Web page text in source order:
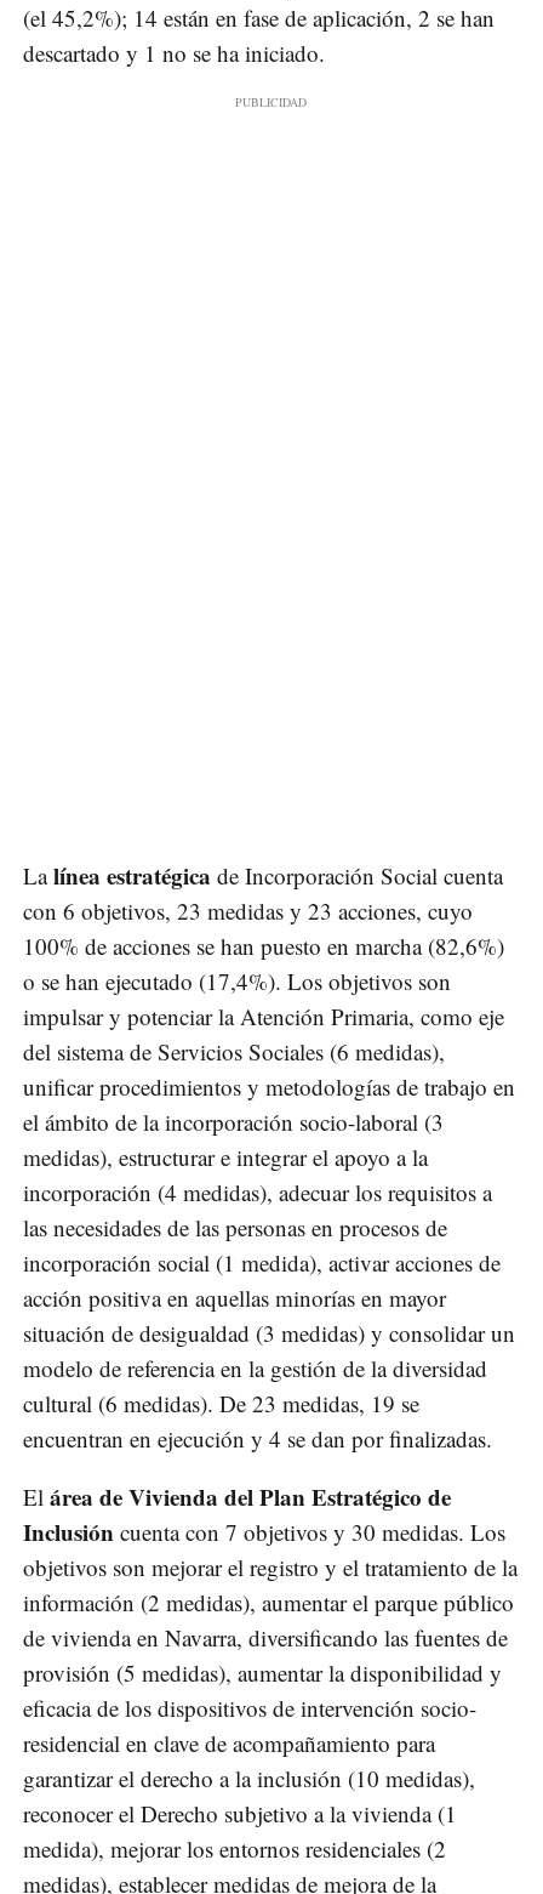
(el 45,2%); 14 están en fase de aplicación, 2 se han
descartado y 1 no se ha iniciado.
Lalínea estratégica de Incorporación Social cuenta
con 6 objetivos, 23 medidas y 23 acciones, cuyo
100% de acciones se han puesto en marcha (82,6%)
o se han ejecutado (17,4%). Los objetivos son
impulsar y potenciar la Atención Primaria, como eje
del sistema de Servicios Sociales (6 medidas),
unificar procedimientos y metodologías de trabajo en
el ámbito de la incorporación socio-laboral (3
medidas), estructurar e integrar el apoyo a la
incorporación (4 medidas), adecuar los requisitos a
las necesidades de las personas en procesos de
incorporación social (1 medida), activar acciones de
acción positiva en aquellas minorías en mayor
situación de desigualdad (3 medidas) y consolidar un
modelo de referencia en la gestión de la diversidad
cultural (6 medidas). De 23 medidas, 19 se
encuentran en ejecución y 4 se dan por finalizadas.
El área de Vivienda del Plan Estratégico de
Inclusión cuenta con 7 objetivos y 30 medidas. Los
objetivos son mejorar el registro y el tratamiento de la
información (2 medidas), aumentar el parque público
de vivienda en Navarra, diversificando las fuentes de
provisión (5 medidas), aumentar la disponibilidad y
eficacia de los dispositivos de intervención socio-
residencial en clave de acompañamiento para
garantizar el derecho a la inclusión (10 medidas),
reconocer el Derecho subjetivo a la vivienda (1
medida), mejorar los entornos residenciales (2
medidas), establecer medidas de mejora de la